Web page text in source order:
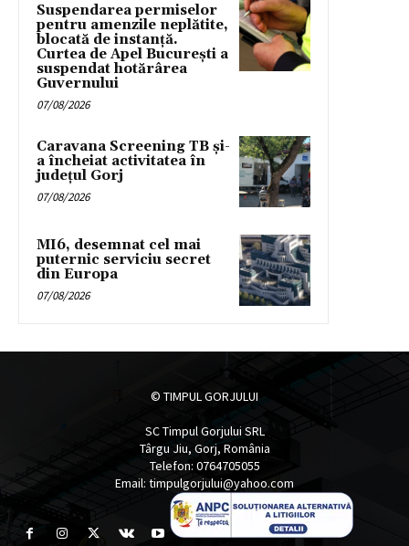
Suspendarea permiselor
pentru amenzile neplătite,
blocată de instanță.
Curtea de Apel București a
suspendat hotărârea
Guvernului
07/08/2026
Caravana Screening TB și-
a încheiat activitatea în
județul Gorj
07/08/2026
MI6, desemnat cel mai
puternic serviciu secret
din Europa
07/08/2026
© TIMPUL GORJULUI
SC Timpul Gorjului SRL
Târgu Jiu, Gorj, România
Telefon: 0764705055
Email: timpulgorjului@yahoo.com